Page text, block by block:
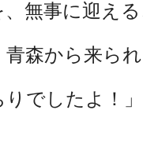
無事に迎え
森から来ら
でしたよ！